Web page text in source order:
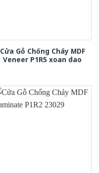
Cửa Gỗ Chống Cháy MDF
Veneer P1R5 xoan dao